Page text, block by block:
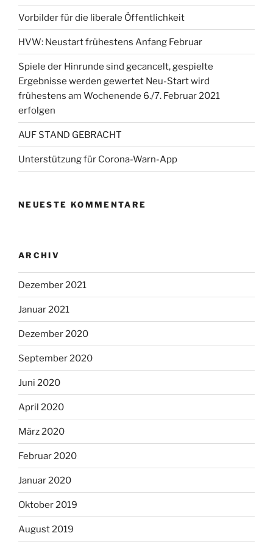
Vorbilder für die liberale Öffentlichkeit
HVW: Neustart frühestens Anfang Februar
Spiele der Hinrunde sind gecancelt, gespielte
Ergebnisse werden gewertet Neu-Start wird
frühestens am Wochenende 6./7. Februar 2021
erfolgen
AUF STAND GEBRACHT
Unterstützung für Corona-Warn-App
NEUESTE KOMMENTARE
ARCHIV
Dezember 2021
Januar 2021
Dezember 2020
September 2020
Juni 2020
April 2020
März 2020
Februar 2020
Januar 2020
Oktober 2019
August 2019